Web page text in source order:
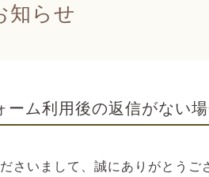
知らせ
ーム利用後の返信がない
さいまして、誠にありがとうご